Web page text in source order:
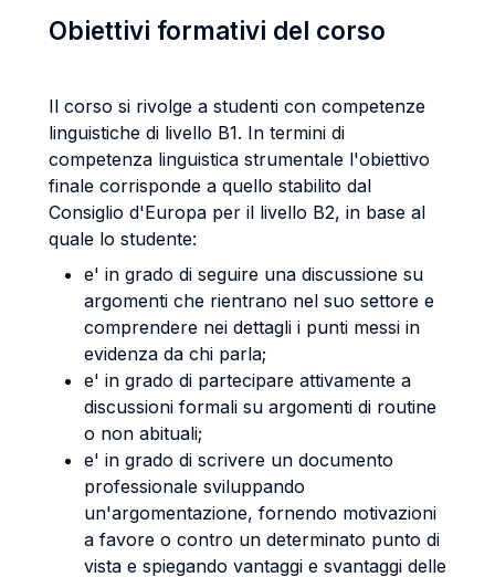
Obiettivi formativi del corso
Il corso si rivolge a studenti con competenze
linguistiche di livello B1. In termini di
competenza linguistica strumentale l'obiettivo
finale corrisponde a quello stabilito dal
Consiglio d'Europa per il livello B2, in base al
quale lo studente:
e' in grado di seguire una discussione su
argomenti che rientrano nel suo settore e
comprendere nei dettagli i punti messi in
evidenza da chi parla;
e' in grado di partecipare attivamente a
discussioni formali su argomenti di routine
o non abituali;
e' in grado di scrivere un documento
professionale sviluppando
un'argomentazione, fornendo motivazioni
a favore o contro un determinato punto di
vista e spiegando vantaggi e svantaggi delle